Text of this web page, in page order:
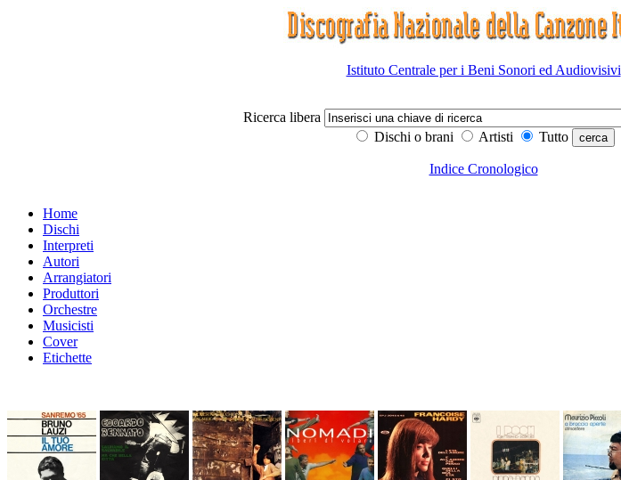
Istituto Centrale per i Beni Sonori ed Audiovisivi
Ricerca libera
Dischi o brani
Artisti Tutto
Indice Cronologico
Home
Dischi
Interpreti
Autori
Arrangiatori
Produttori
Orchestre
Musicisti
Cover
Etichette